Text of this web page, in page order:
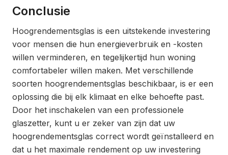
Conclusie
Hoogrendementsglas is een uitstekende investering
voor mensen die hun energieverbruik en -kosten
willen verminderen, en tegelijkertijd hun woning
comfortabeler willen maken. Met verschillende
soorten hoogrendementsglas beschikbaar, is er een
oplossing die bij elk klimaat en elke behoefte past.
Door het inschakelen van een professionele
glaszetter, kunt u er zeker van zijn dat uw
hoogrendementsglas correct wordt geïnstalleerd en
dat u het maximale rendement op uw investering